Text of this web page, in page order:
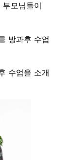
모님들이
방과후 수업
수업을 소개